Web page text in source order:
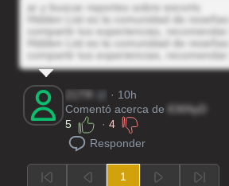
ar y buscar reportes sobre escorts
Hidden List es la comunidad de
compartir tus experiencias,
Hidden List es la comunidad de
compartir tus experiencias,
· 10h
Comentó acerca de
lO6NyD
5
· 4
Responder
1